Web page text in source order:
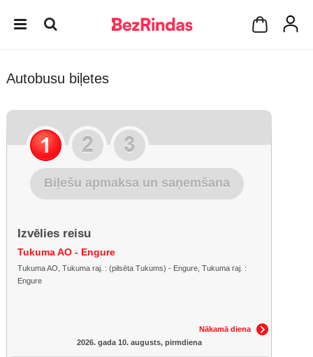
Autobusu biļetes
Biļešu apmaksa un saņemšana
Izvēlies reisu
Tukuma AO - Engure
Tukuma AO, Tukuma raj. : (pilsēta Tukums) - Engure, Tukuma raj. :
Engure
Nākamā diena
2026. gada 10. augusts, pirmdiena